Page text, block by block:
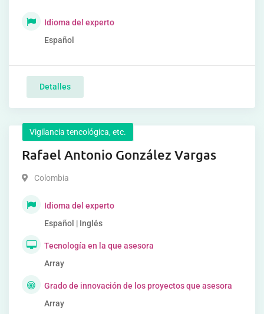
Idioma del experto
Español
Detalles
Vigilancia tencológica, etc.
Rafael Antonio González Vargas
Colombia
Idioma del experto
Español | Inglés
Tecnología en la que asesora
Array
Grado de innovación de los proyectos que asesora
Array